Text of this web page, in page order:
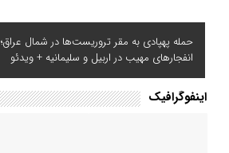
حمله پهپادی به مقر تروریست‌ها در شمال عراق؛
انفجارهای مهیب در اربیل و سلیمانیه + ویدئو
اینفوگرافیک